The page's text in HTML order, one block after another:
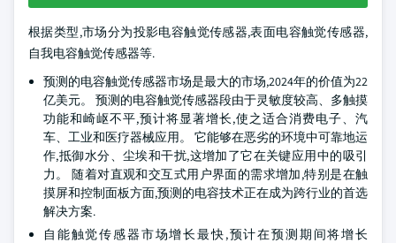
根据类型,市场分为投影电容触觉传感器,表面电容触觉传感器,
自我电容触觉传感器等.
预测的电容触觉传感器市场是最大的市场,2024年的价值为22
亿美元。 预测的电容触觉传感器段由于灵敏度较高、多触摸
功能和崎岖不平,预计将显著增长,使之适合消费电子、汽
车、工业和医疗器械应用。 它能够在恶劣的环境中可靠地运
作,抵御水分、尘埃和干扰,这增加了它在关键应用中的吸引
力。 随着对直观和交互式用户界面的需求增加,特别是在触
摸屏和控制面板方面,预测的电容技术正在成为跨行业的首选
解决方案.
自能触觉传感器市场增长最快,预计在预测期间将增长